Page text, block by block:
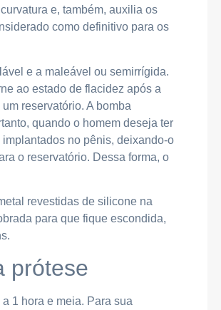
e, também, auxilia os
como definitivo para os
e a maleável ou semirrígida.
ao estado de flacidez após a
reservatório. A bomba
quando o homem deseja ter
no pênis, deixando-o
o reservatório. Dessa forma, o
revestidas de silicone na
para que fique escondida,
prótese
1 hora e meia. Para sua